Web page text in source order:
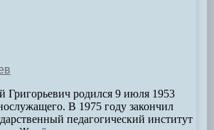
Григорьевич родился 9 июля 1953
В 1975 году закончил
педагогический институт